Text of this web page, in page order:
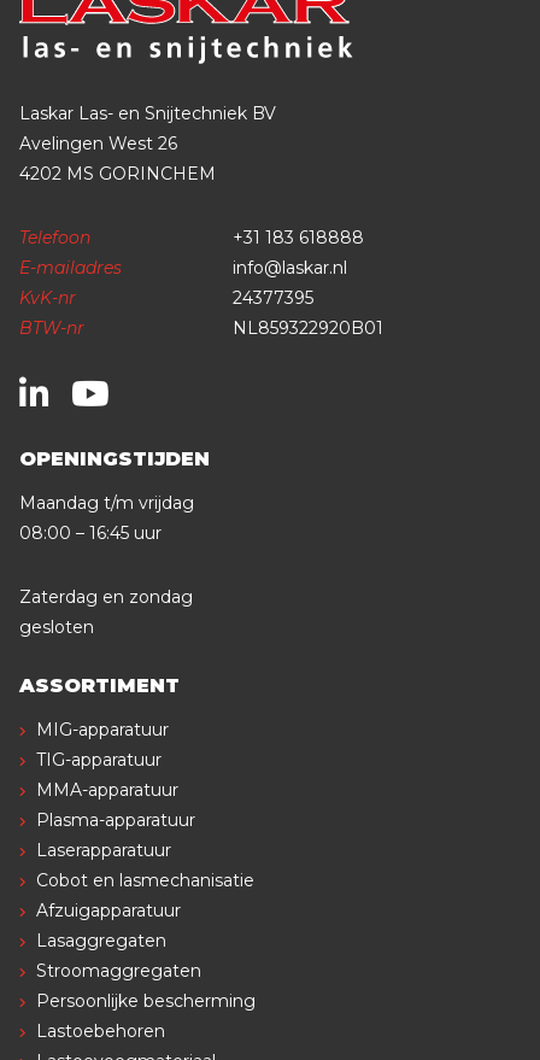
Laskar Las- en Snijtechniek BV
Avelingen West 26
4202 MS GORINCHEM
Telefoon
+31 183 618888
E-mailadres
info@laskar.nl
KvK-nr
24377395
BTW-nr
NL859322920B01
OPENINGSTIJDEN
Maandag t/m vrijdag
08:00 – 16:45 uur
Zaterdag en zondag
gesloten
ASSORTIMENT
MIG-apparatuur
TIG-apparatuur
MMA-apparatuur
Plasma-apparatuur
Laserapparatuur
Cobot en lasmechanisatie
Afzuigapparatuur
Lasaggregaten
Stroomaggregaten
Persoonlijke bescherming
Lastoebehoren